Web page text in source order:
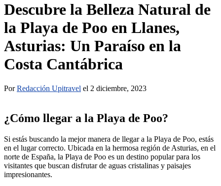
Descubre la Belleza Natural de
la Playa de Poo en Llanes,
Asturias: Un Paraíso en la
Costa Cantábrica
PorRedacción Upitravel el 2 diciembre, 2023
¿Cómo llegar a la Playa de Poo?
Si estás buscando la mejor manera de llegar a la Playa de Poo, estás
en el lugar correcto. Ubicada en la hermosa región de Asturias, en el
norte de España, la Playa de Poo es un destino popular para los
visitantes que buscan disfrutar de aguas cristalinas y paisajes
impresionantes.